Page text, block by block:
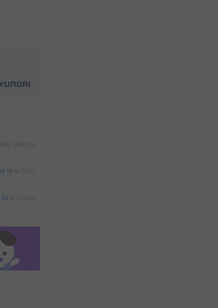
286534
10 11551
35 36804